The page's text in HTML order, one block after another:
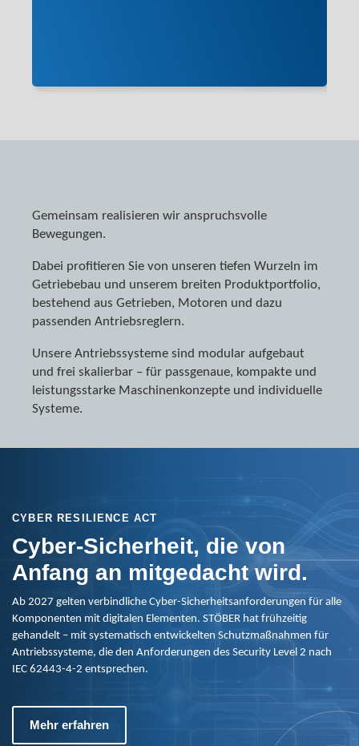
Made in
Gemeinsam realisieren wir anspruchsvolle
Bewegungen.
Dabei profitieren Sie von unseren tiefen Wurzeln im
Getriebebau und unserem breiten Produktportfolio,
bestehend aus Getrieben, Motoren und dazu
passenden Antriebsreglern.
Unsere Antriebssysteme sind modular aufgebaut
und frei skalierbar – für passgenaue, kompakte und
leistungsstarke Maschinenkonzepte und individuelle
Systeme.
CYBER RESILIENCE ACT
Cyber-Sicherheit, die von
Anfang an mitgedacht wird.
Ab 2027 gelten verbindliche Cyber-Sicherheitsanforderungen für alle
Komponenten mit digitalen Elementen. STÖBER hat frühzeitig
gehandelt – mit systematisch entwickelten Schutzmaßnahmen für
Antriebssysteme, die den Anforderungen des Security Level 2 nach
IEC 62443-4-2 entsprechen.
Mehr erfahren